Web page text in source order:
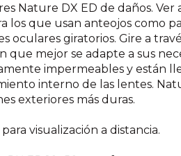
Nature DX ED de daños.
los que usan anteojos como
oculares giratorios. Gire a
que mejor se adapte a sus
impermeables y están
interno de las lentes.
exteriores más duras.
visualización a distancia.